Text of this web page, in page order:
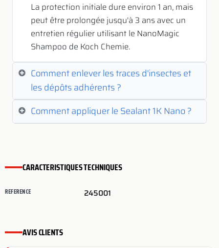
La protection initiale dure environ 1 an, mais
peut être prolongée jusqu'à 3 ans avec un
entretien régulier utilisant le NanoMagic
Shampoo de Koch Chemie.
Comment enlever les traces d'insectes et
les dépôts adhérents ?
Comment appliquer le Sealant 1K Nano ?
CARACTERISTIQUES TECHNIQUES
REFERENCE 245001
AVIS CLIENTS